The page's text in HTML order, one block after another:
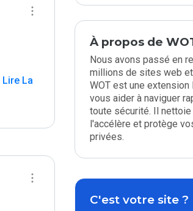
Lire La
À propos de
Nous avons passé en
millions de sites web
WOT est une
vous aider à naviguer
toute sécurité. Il nettoie
l'accélère et protège
privées.
C'est votre site ?